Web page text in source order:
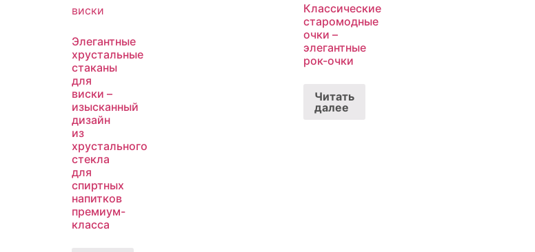
Элегантные
хрустальные
стаканы
для
виски –
изысканный
дизайн
из
хрустального
стекла
для
спиртных
напитков
премиум-
класса
Классические
старомодные
очки –
элегантные
рок-очки
Читать
далее